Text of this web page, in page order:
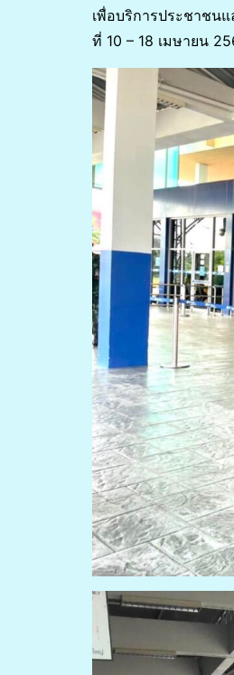
เพื่อบริการประชาชน
ที่ 10 – 18 เมษายน